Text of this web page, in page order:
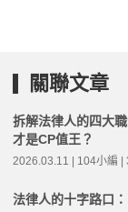
關聯文章
拆解法律人的四大
才是CP值王？
2026.03.11 | 104小編 |
法律人的十字路口